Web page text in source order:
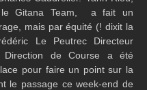
Gitana Team,  a fait un
mais par équité (! dixit la
Le Peutrec Directeur
de Course a été
pour faire un point sur la
le passage ce week-end de